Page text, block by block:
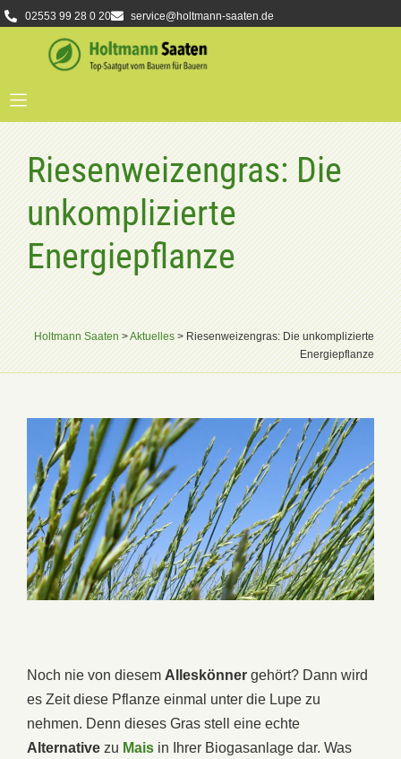
02553 99 28 0 20 service@holtmann-saaten.de
Riesenweizengras: Die
unkomplizierte
Energiepflanze
Holtmann Saaten>Aktuelles>Riesenweizengras: Die unkomplizierte
Energiepflanze
Noch nie von diesem Alleskönner gehört? Dann wird
es Zeit diese Pflanze einmal unter die Lupe zu
nehmen. Denn dieses Gras stell eine echte
Alternative zu Mais in Ihrer Biogasanlage dar. Was